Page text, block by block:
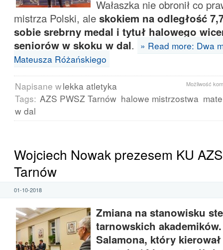
Wałaszka nie obronił co
mistrza Polski, ale skokiem na odległość
sobie srebrny medal i tytuł halowego
seniorów w skoku w dal. » Read more: Dwa
Mateusza Różańskiego
Możliwość
Napisane wlekka atletyka
Tags: AZS PWSZ Tarnów halowe mistrzostwa
w dal
Wojciech Nowak prezesem KU
Tarnów
01-10-2018
Zmiana na stanowisku
tarnowskich
Salamona, który